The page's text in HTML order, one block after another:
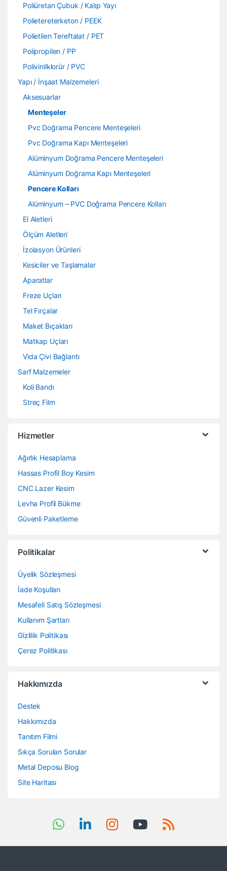
Poliüretan Çubuk / Kalıp Yayı
Polietereterketon / PEEK
Polietilen Tereftalat / PET
Polipropilen / PP
Polivinilklorür / PVC
Yapı / İnşaat Malzemeleri
Aksesuarlar
Menteşeler
Pvc Doğrama Pencere Menteşeleri
Pvc Doğrama Kapı Menteşeleri
Alüminyum Doğrama Pencere Menteşeleri
Alüminyum Doğrama Kapı Menteşeleri
Pencere Kolları
Alüminyum – PVC Doğrama Pencere Kolları
El Aletleri
Ölçüm Aletleri
İzolasyon Ürünleri
Kesiciler ve Taşlamalar
Aparatlar
Freze Uçları
Tel Fırçalar
Maket Bıçakları
Matkap Uçları
Vida Çivi Bağlantı
Sarf Malzemeler
Koli Bandı
Streç Film
Hizmetler
Ağırlık Hesaplama
Hassas Profil Boy Kesim
CNC Lazer Kesim
Levha Profil Bükme
Güvenli Paketleme
Politikalar
Üyelik Sözleşmesi
İade Koşulları
Mesafeli Satış Sözleşmesi
Kullanım Şartları
Gizlilik Politikası
Çerez Politikası
Hakkımızda
Destek
Hakkımızda
Tanıtım Filmi
Sıkça Sorulan Sorular
Metal Deposu Blog
Site Haritası